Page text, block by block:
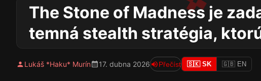
The Stone of Madness je
temná stealth stratégia,
Lukáš *Haku* Murín 17. dubna 2026 Přečíst 🇸🇰 SK 🇬🇧 EN